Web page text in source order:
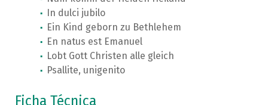
In dulci jubilo
Ein Kind geborn zu Bethlehem
En natus est Emanuel
Lobt Gott Christen alle gleich
Psallite, unigenito
Ficha Técnica